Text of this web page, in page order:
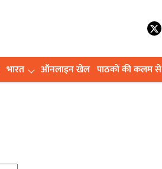
भारत ऑनलाइन खेल पाठकों की कलम से